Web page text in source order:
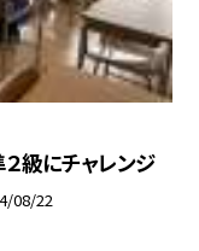
級にチャレンジ
08/22